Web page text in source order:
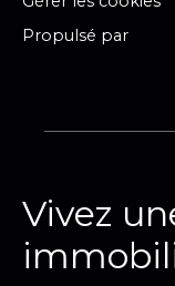
Propulsé par
Vivez